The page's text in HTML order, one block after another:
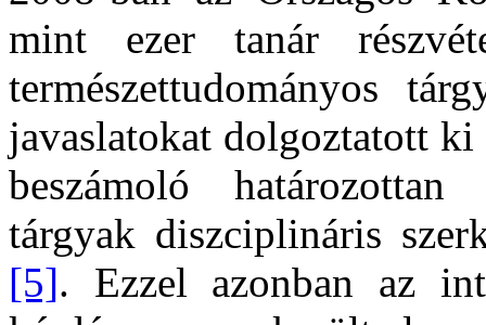
mint ezer tanár
természettudományos
javaslatokat dolgoztatott
beszámoló
tárgyak diszciplináris
[5]. Ezzel azonban az